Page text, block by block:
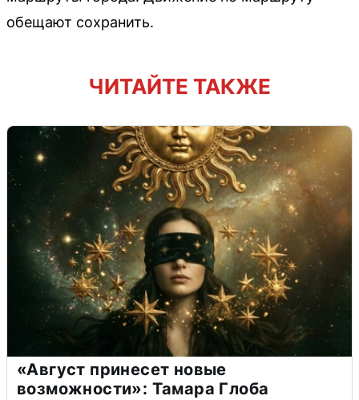
обещают сохранить.
ЧИТАЙТЕ ТАКЖЕ
«Август принесет новые
возможности»: Тамара Глоба